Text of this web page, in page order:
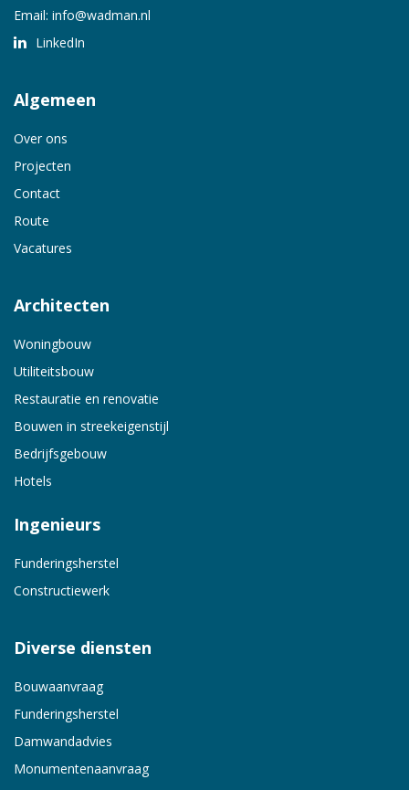
Email: info@wadman.nl
LinkedIn
Algemeen
Over ons
Projecten
Contact
Route
Vacatures
Architecten
Woningbouw
Utiliteitsbouw
Restauratie en renovatie
Bouwen in streekeigenstijl
Bedrijfsgebouw
Hotels
Ingenieurs
Funderingsherstel
Constructiewerk
Diverse diensten
Bouwaanvraag
Funderingsherstel
Damwandadvies
Monumentenaanvraag